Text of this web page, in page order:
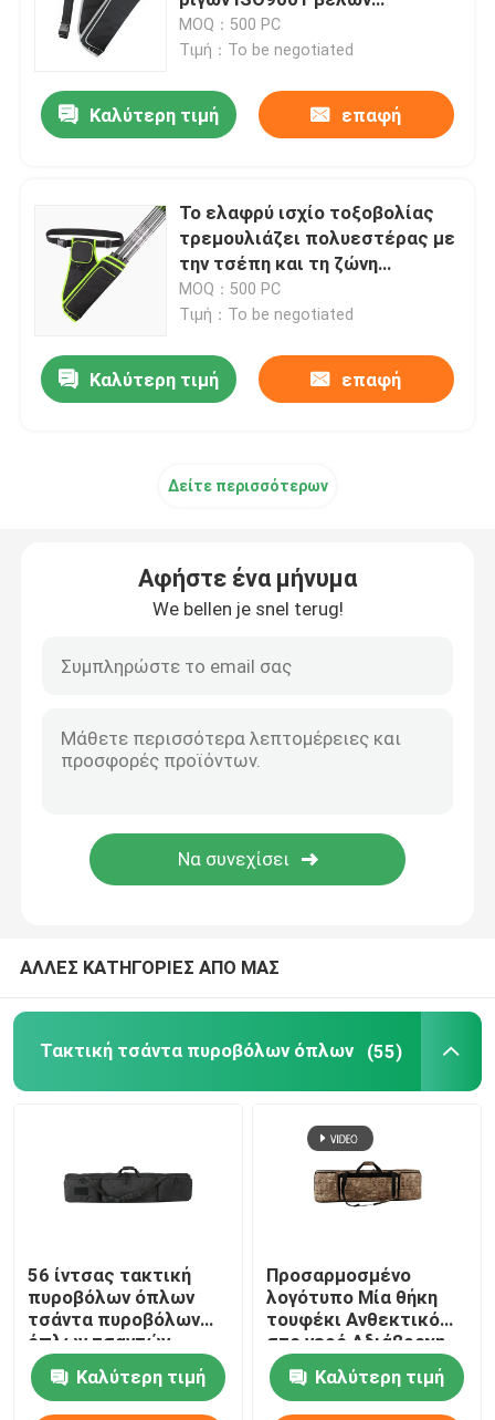
Μαλακή περίπτωση τόξων τοξοβολίας
Ρίγοι βελών τοξοβολίας
Υπαίθριο αθλητικό σακίδιο πλάτης
Μονωμένες πιό δροσερές τσάντες
Τροχοφόρος τσάντα αποσκευών
τοξοβολίας
MOQ：500 PC
Τιμή：To be negotiated
Καλύτερη τιμή επαφή
Το ελαφρύ ισχίο τοξοβολίας
τρεμουλιάζει πολυεστέρας με
την τσέπη και τη ζώνη
εξαρτημάτων
MOQ：500 PC
Τιμή：To be negotiated
Καλύτερη τιμή επαφή
Δείτε περισσότερων
Αφήστε ένα μήνυμα
We bellen je snel terug!
ΑΛΛΕΣ ΚΑΤΗΓΟΡΙΕΣ ΑΠΟ ΜΑΣ
Τακτική τσάντα πυροβόλων όπλων (55)
56 ίντσας τακτική
πυροβόλων όπλων
τσάντα πυροβόλων
όπλων τσαντών
μαλακή γεμισμένη
μακριά για το κυνήγι
πυροβολισμού
Καλύτερη τιμή
Προσαρμοσμένο
λογότυπο Μία θήκη
τουφέκι Ανθεκτικό
στο νερό Αδιάβροχη
τσάντα όπλου
ΑδιάβροχηΚαλύτερη τιμή